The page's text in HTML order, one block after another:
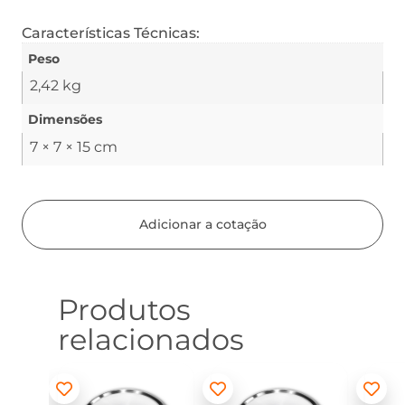
Características Técnicas:
Peso
2,42 kg
Dimensões
7 × 7 × 15 cm
Adicionar a cotação
Produtos
relacionados